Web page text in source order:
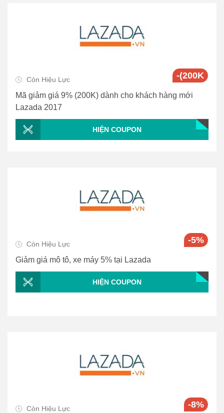
Còn Hiệu Lực -(200K
Mã giảm giá 9% (200K) dành cho khách hàng mới
Lazada 2017
HIỆN COUPON
Còn Hiệu Lực -5%
Giảm giá mô tô, xe máy 5% tại Lazada
HIỆN COUPON
Còn Hiệu Lực -8%